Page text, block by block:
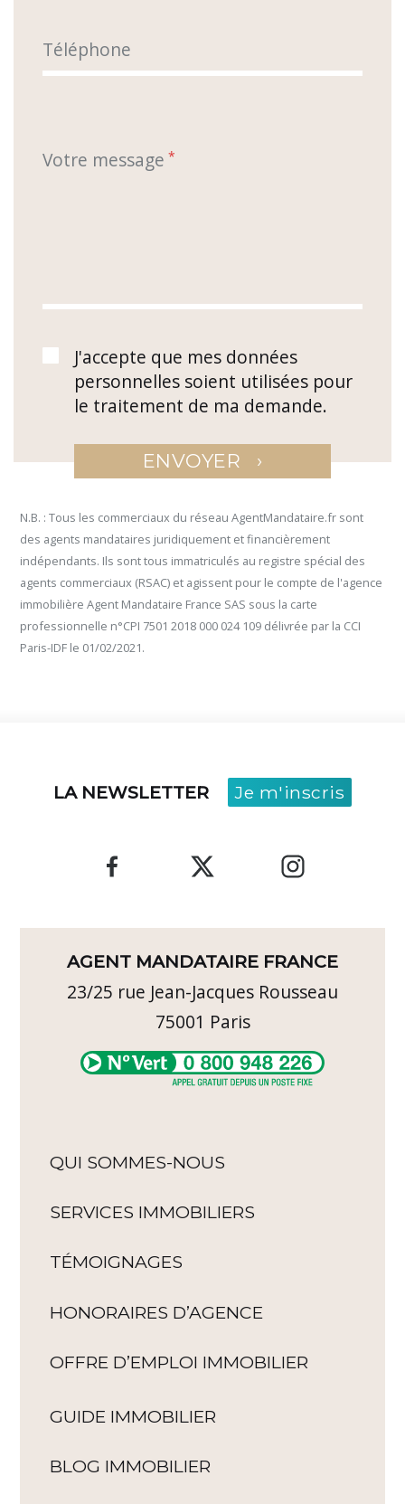
Téléphone
Votre message *
J'accepte que mes données
personnelles soient utilisées pour
le traitement de ma demande.
ENVOYER ›
N.B. : Tous les commerciaux du réseau AgentMandataire.fr sont
des agents mandataires juridiquement et financièrement
indépendants. Ils sont tous immatriculés au registre spécial des
agents commerciaux (RSAC) et agissent pour le compte de l'agence
immobilière Agent Mandataire France SAS sous la carte
professionnelle n°CPI 7501 2018 000 024 109 délivrée par la CCI
Paris-IDF le 01/02/2021.
LA NEWSLETTER Je m'inscris
AGENT MANDATAIRE FRANCE
23/25 rue Jean-Jacques Rousseau
75001 Paris
QUI SOMMES-NOUS
SERVICES IMMOBILIERS
TÉMOIGNAGES
HONORAIRES D’AGENCE
OFFRE D’EMPLOI IMMOBILIER
GUIDE IMMOBILIER
BLOG IMMOBILIER